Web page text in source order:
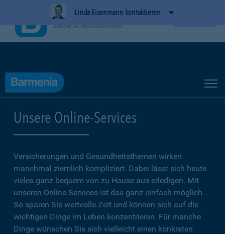
Linda Eisenmann kontaktieren
Unsere Online-Services
Versicherungen und Gesundheitsthemen wirken
manchmal ziemlich kompliziert. Dabei lässt sich heute
vieles ganz bequem von zu Hause aus erledigen. Mit
unseren Online-Services ist das ganz einfach möglich.
So sparen Sie wertvolle Zeit und können sich auf die
wichtigen Dinge im Leben konzentrieren. Für manche
Dinge wünschen Sie sich vielleicht einen konkreten
BarmeniaApp
Barmenia Versicherungen